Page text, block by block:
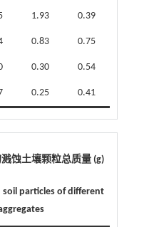
1.93 0.39
0.83 0.75
0.30 0.54
0.25 0.41
蚀土壤颗粒总质量 (g)
soil particles of different